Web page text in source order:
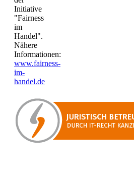
Initiative
"Fairness
im
Handel".
Nähere
Informationen:
www.fairness-
im-
handel.de